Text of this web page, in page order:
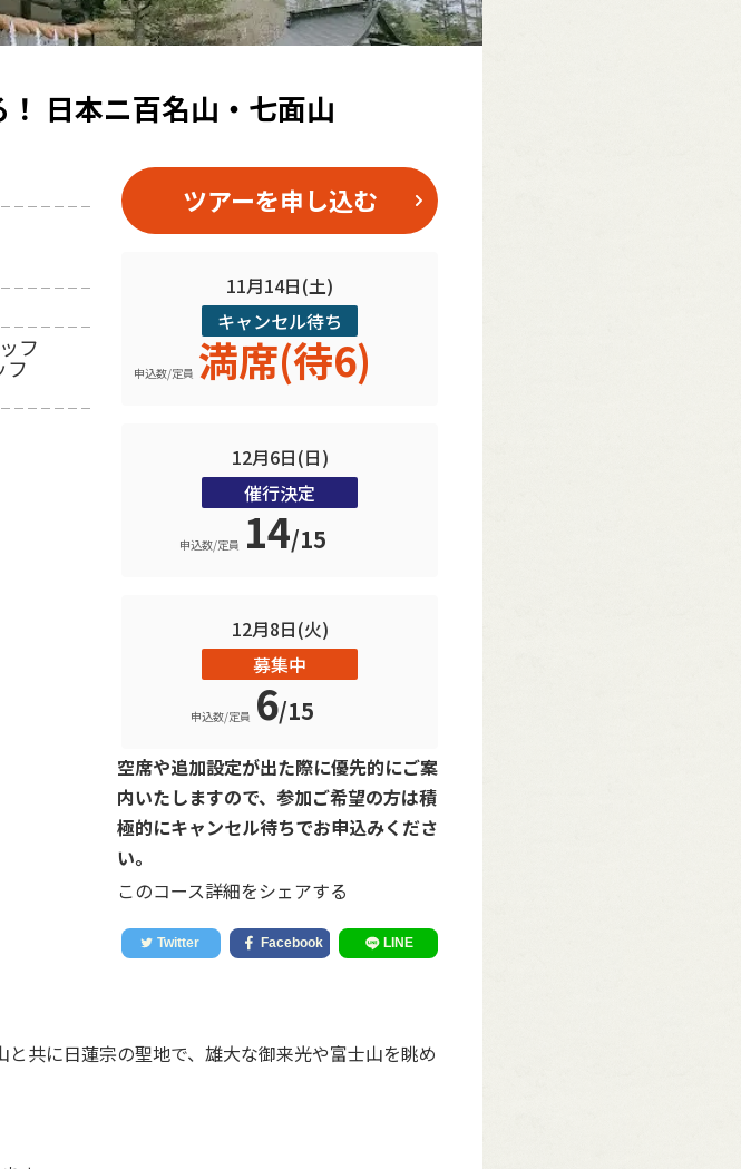
！ 日本ニ百名山・七面山
フ
フ
ツアーを申し込む
11月14日(土)
キャンセル待ち
申込数/定員 満席(待6)
12月6日(日)
催行決定
申込数/定員 14/15
12月8日(火)
募集中
申込数/定員 6/15
空席や追加設定が出た際に優先的にご案
内いたしますので、参加ご希望の方は積
極的にキャンセル待ちでお申込みくださ
い。
このコース詳細をシェアする
共に日蓮宗の聖地で、雄大な御来光や富士山を眺め